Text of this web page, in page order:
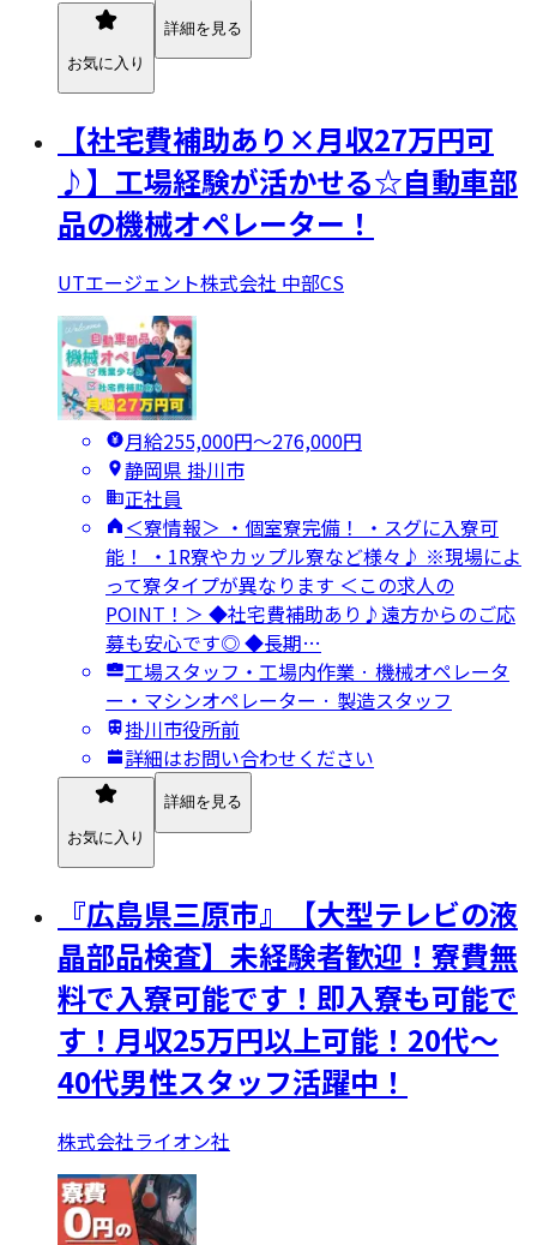
お気に入り
詳細を見る
【社宅費補助あり×月収27万円可
♪】工場経験が活かせる☆自動車部
品の機械オペレーター！
UTエージェント株式会社 中部CS
月給255,000円〜276,000円
静岡県 掛川市
正社員
＜寮情報＞ ・個室寮完備！ ・スグに入寮可
能！ ・1R寮やカップル寮など様々♪ ※現場によ
って寮タイプが異なります ＜この求人の
POINT！＞ ◆社宅費補助あり♪遠方からのご応
募も安心です◎ ◆長期…
工場スタッフ・工場内作業 · 機械オペレータ
ー・マシンオペレーター · 製造スタッフ
掛川市役所前
詳細はお問い合わせください
お気に入り
詳細を見る
『広島県三原市』【大型テレビの液
晶部品検査】未経験者歓迎！寮費無
料で入寮可能です！即入寮も可能で
す！月収25万円以上可能！20代～
40代男性スタッフ活躍中！
株式会社ライオン社